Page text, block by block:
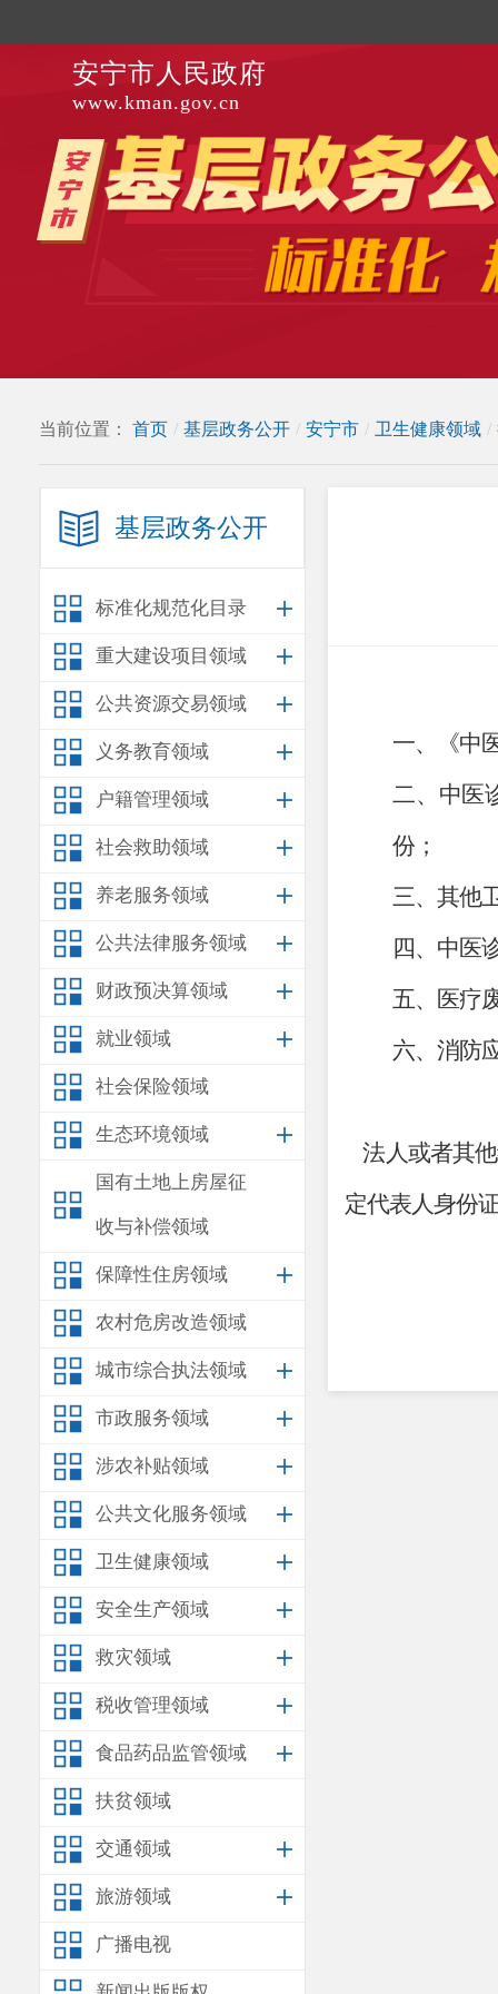
安宁市人民政府
www.kman.gov.cn
当前位置： 首页 / 基层政务公开 / 安宁市 / 卫生健康领域 /
基层政务公开
标准化规范化目录
重大建设项目领域
公共资源交易领域
义务教育领域
户籍管理领域
社会救助领域
养老服务领域
公共法律服务领域
财政预决算领域
就业领域
社会保险领域
生态环境领域
国有土地上房屋征
收与补偿领域
保障性住房领域
农村危房改造领域
城市综合执法领域
市政服务领域
涉农补贴领域
公共文化服务领域
卫生健康领域
安全生产领域
救灾领域
税收管理领域
食品药品监管领域
扶贫领域
交通领域
旅游领域
广播电视
一、《中
二、 中医
份 ；
三、 其他
四、 中医
五、
医疗
六、 消防
法人或者其
定代表人身份